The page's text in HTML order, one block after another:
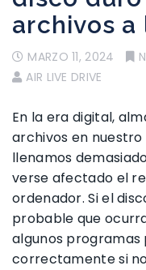
archivos a
MARZO 11, 2024
AIR LIVE DRIVE
En la era digital,
archivos en nuestro
llenamos
verse afectado el
ordenador. Si el
probable que
algunos programas
correctamente si